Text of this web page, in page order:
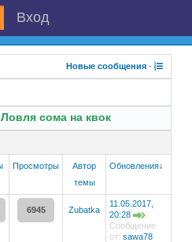
Вход
Новые сообщения ·
Ловля сома на квок
Просмотры
Автор
темы
Обновления↓
6945 Zubatka
11.05.2017,
20:28
Сообщение
от:sawa78